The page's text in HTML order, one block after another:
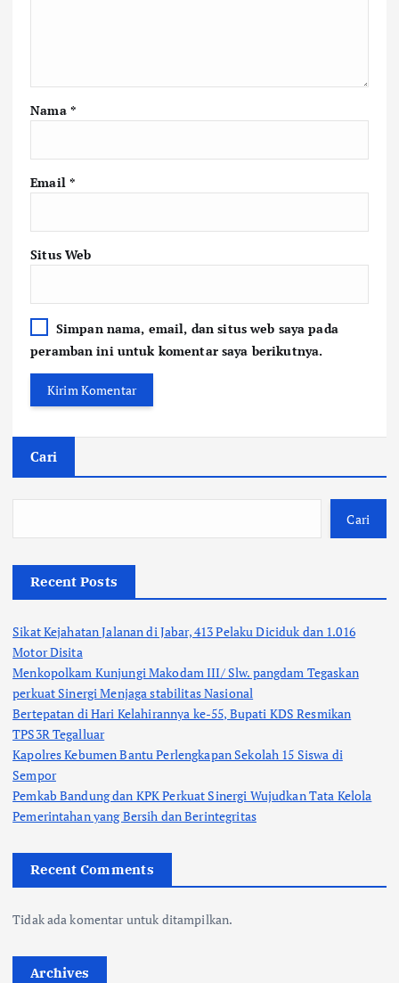
Nama *
Email *
Situs Web
Simpan nama, email, dan situs web saya pada
peramban ini untuk komentar saya berikutnya.
Cari
Cari
Recent Posts
Sikat Kejahatan Jalanan di Jabar, 413 Pelaku Diciduk dan 1.016
Motor Disita
Menkopolkam Kunjungi Makodam III/ Slw. pangdam Tegaskan
perkuat Sinergi Menjaga stabilitas Nasional
Bertepatan di Hari Kelahirannya ke-55, Bupati KDS Resmikan
TPS3R Tegalluar
Kapolres Kebumen Bantu Perlengkapan Sekolah 15 Siswa di
Sempor
Pemkab Bandung dan KPK Perkuat Sinergi Wujudkan Tata Kelola
Pemerintahan yang Bersih dan Berintegritas
Recent Comments
Tidak ada komentar untuk ditampilkan.
Archives